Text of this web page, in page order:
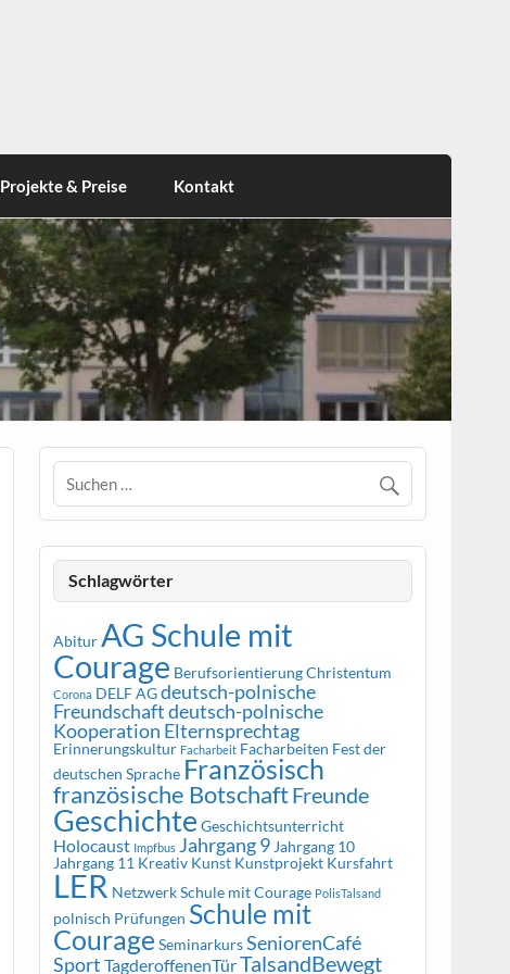
Projekte & Preise Kontakt
Schlagwörter
AbiturAG Schule mit
Courage BerufsorientierungChristentum
Corona DELF AGdeutsch-polnische
Freundschaftdeutsch-polnische
Kooperation Elternsprechtag
Erinnerungskultur Facharbeit Facharbeiten Fest der
deutschen Sprache Französisch
französische BotschaftFreunde
Geschichte Geschichtsunterricht
Holocaust Impfbus Jahrgang 9 Jahrgang 10
Jahrgang 11 Kreativ Kunst Kunstprojekt Kursfahrt
LER Netzwerk Schule mit Courage PolisTalsand
polnisch Prüfungen Schule mit
Courage SeminarkursSeniorenCafé
Sport TagderoffenenTürTalsandBewegt